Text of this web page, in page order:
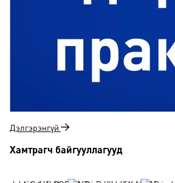
Дэлгэрэнгүй
Хамтрагч байгууллагууд